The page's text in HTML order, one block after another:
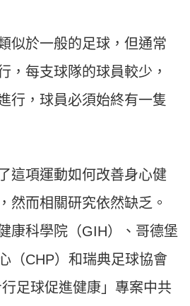
似於一般的足球，但通常
，每支球隊的球員較少，
行，球員必須始終有一隻
這項運動如何改善身心健
然而相關研究依然缺乏。
康科學院（GIH）、哥德堡
（CHP）和瑞典足球協會
行足球促進健康」專案中共